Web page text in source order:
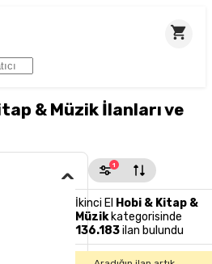
& Müzik İlanları ve
1
İkinci El Hobi & Kitap &
Müzikkategorisinde
136.183ilan bulundu